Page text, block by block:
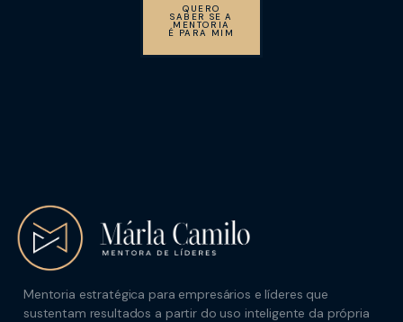
QUERO
SABER SE A
MENTORIA
É PARA MIM
Mentoria estratégica para empresários e líderes que
sustentam resultados a partir do uso inteligente da própria